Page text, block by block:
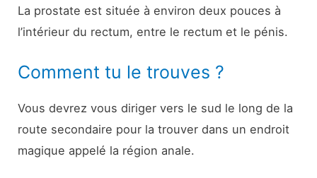
La prostate est située à environ deux pouces à
l’intérieur du rectum, entre le rectum et le pénis.
Comment tu le trouves ?
Vous devrez vous diriger vers le sud le long de la
route secondaire pour la trouver dans un endroit
magique appelé la région anale.